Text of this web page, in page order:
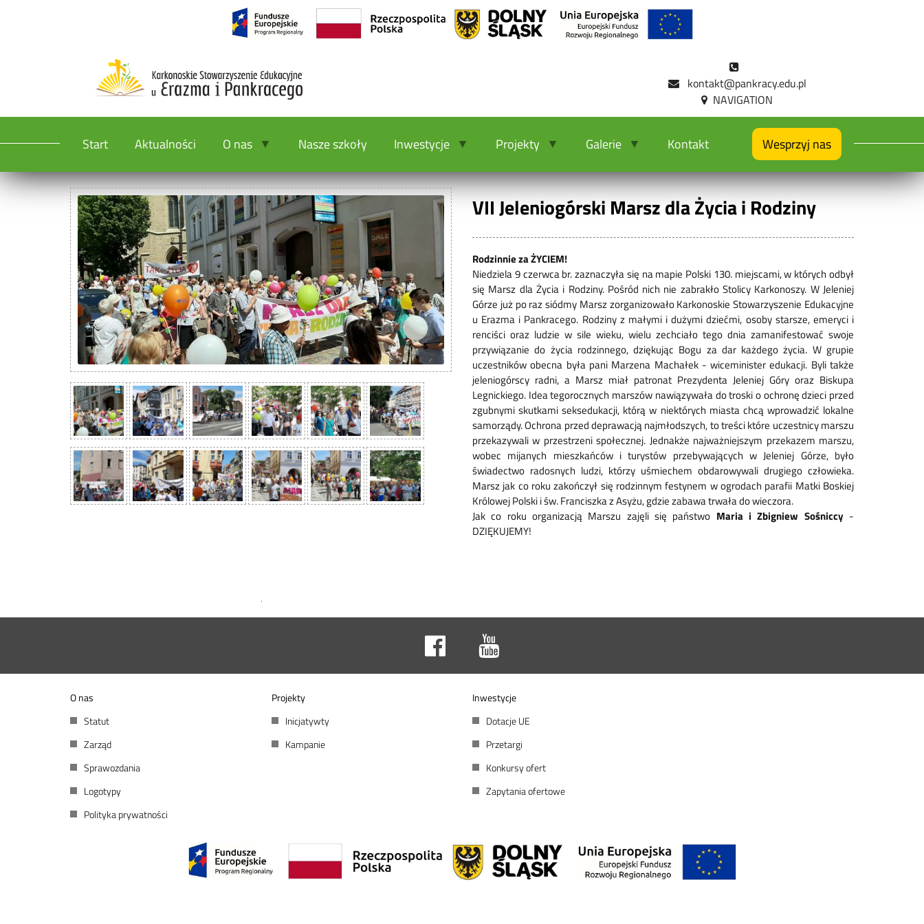
kontakt@pankracy.edu.pl
Start Aktualności O nas Nasze szkoły Inwestycje Projekty Galerie Wesprzyj nas
Kontakt
VII Jeleniogórski Marsz dla Życia i Rodziny
Rodzinnie za ŻYCIEM!
Niedziela 9 czerwca br. zaznaczyła się na mapie Polski 130. miejscami, w których odbył
się Marsz dla Życia i Rodziny. Pośród nich nie zabrakło Stolicy Karkonoszy. W Jeleniej
Górze już po raz siódmy Marsz zorganizowało Karkonoskie Stowarzyszenie Edukacyjne
u Erazma i Pankracego. Rodziny z małymi i dużymi dziećmi, osoby starsze, emeryci i
renciści oraz ludzie w sile wieku, wielu zechciało tego dnia zamanifestować swoje
przywiązanie do życia rodzinnego, dziękując Bogu za dar każdego życia. W grupie
uczestników obecna była pani Marzena Machałek - wiceminister edukacji. Byli także
jeleniogórscy radni, a Marsz miał patronat Prezydenta Jeleniej Góry oraz Biskupa
Legnickiego. Idea tegorocznych marszów nawiązywała do troski o ochronę dzieci przed
zgubnymi skutkami seksedukacji, którą w niektórych miasta chcą wprowadzić lokalne
samorządy. Ochrona przed deprawacją najmłodszych, to treści które uczestnicy marszu
przekazywali w przestrzeni społecznej. Jednakże najważniejszym przekazem marszu,
wobec mijanych mieszkańców i turystów przebywających w Jeleniej Górze, było
świadectwo radosnych ludzi, którzy uśmiechem obdarowywali drugiego człowieka.
Marsz jak co roku zakończył się rodzinnym festynem w ogrodach parafii Matki Boskiej
Królowej Polski i św. Franciszka z Asyżu, gdzie zabawa trwała do wieczora.
Jak co roku organizacją Marszu zajęli się państwo Maria i Zbigniew Sośniccy-
DZIĘKUJEMY!
O nas
Statut
Zarząd
Sprawozdania
Logotypy
Polityka prywatności
Projekty
Inicjatywty
Kampanie
Inwestycje
Dotacje UE
Przetargi
Konkursy ofert
Zapytania ofertowe